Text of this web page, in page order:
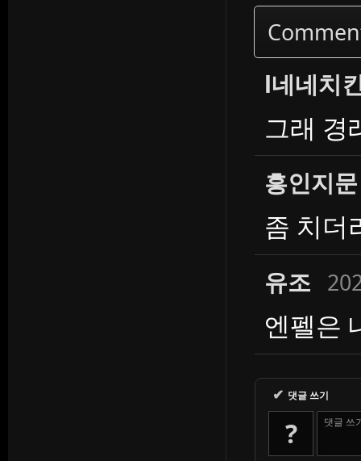
l네네치
그래 경
흥인지문
좀 치더
유조
엔펠은
✔ 댓글 쓰기
? 댓글 쓰